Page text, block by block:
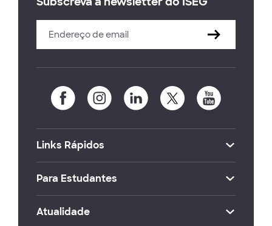
Links Rápidos
Para Estudantes
Atualidade